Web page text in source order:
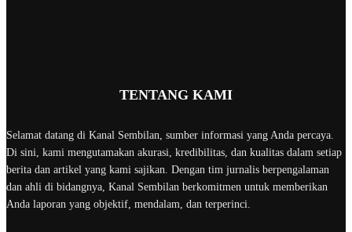
TENTANG KAMI
Selamat datang di Kanal Sembilan, sumber informasi yang Anda percaya.
Di sini, kami mengutamakan akurasi, kredibilitas, dan kualitas dalam setiap
berita dan artikel yang kami sajikan. Dengan tim jurnalis berpengalaman
dan ahli di bidangnya, Kanal Sembilan berkomitmen untuk memberikan
Anda laporan yang objektif, mendalam, dan terperinci.